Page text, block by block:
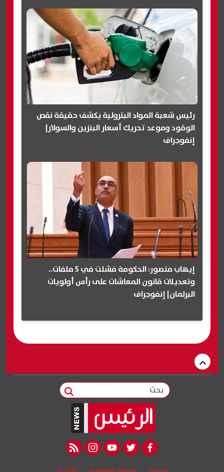
رئيس شعبة المواد البترولية يكشف حقيقة نقص
الوقود وموعد تحريك أسعار البنزين والسولار|
إنفوجراف
إيهاب منصور: الحكومة فشلت في 5 ملفات..
وتعديلات قانون المعاشات على رأس أولويات
البرلمان| إنفوجراف
بحث
facebook
twitter
youtube
instagram
rss feed
من نحن سياسة الخصوصية اتصل بنا